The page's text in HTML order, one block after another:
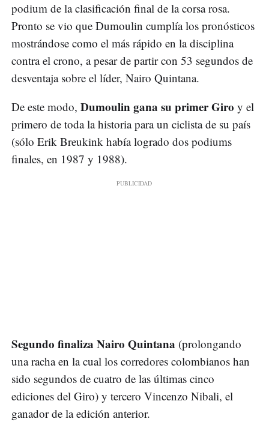
podium de la clasificación final de la corsa rosa.
Pronto se vio que Dumoulin cumplía los pronósticos
mostrándose como el más rápido en la disciplina
contra el crono, a pesar de partir con 53 segundos de
desventaja sobre el líder, Nairo Quintana.
De este modo, Dumoulin gana su primer Giro y el
primero de toda la historia para un ciclista de su país
(sólo Erik Breukink había logrado dos podiums
finales, en 1987 y 1988).
Segundo finaliza Nairo Quintana (prolongando
una racha en la cual los corredores colombianos han
sido segundos de cuatro de las últimas cinco
ediciones del Giro) y tercero Vincenzo Nibali, el
ganador de la edición anterior.